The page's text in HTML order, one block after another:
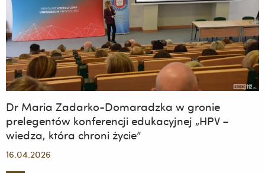
Dr Maria Zadarko-Domaradzka w gronie
prelegentów konferencji edukacyjnej „HPV –
wiedza, która chroni życie”
16.04.2026